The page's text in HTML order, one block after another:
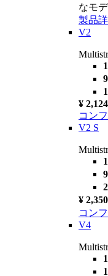
なモ
製品
V2
¥
コン
V2 S
¥
コン
V4